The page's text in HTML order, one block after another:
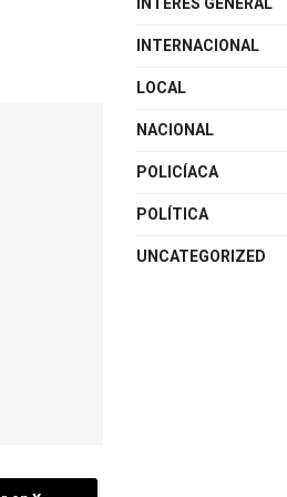
INTERNACIONAL
LOCAL
NACIONAL
POLICÍACA
POLÍTICA
UNCATEGORIZED